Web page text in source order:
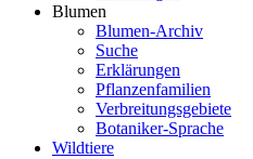
Blumen
Blumen-Archiv
Suche
Erklärungen
Pflanzenfamilien
Verbreitungsgebiete
Botaniker-Sprache
Wildtiere